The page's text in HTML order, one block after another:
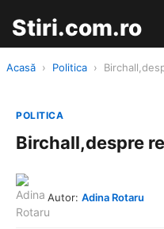
Stiri.com.ro
Acasă › Politica ›
POLITICA
Birchall,despre
Autor: Adina Rotaru